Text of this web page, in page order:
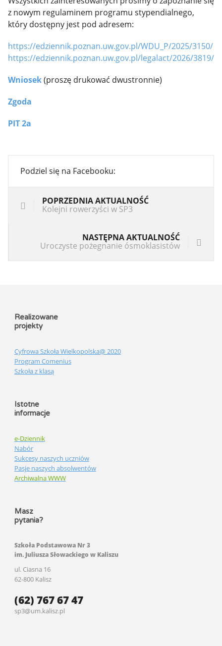
z nowym regulaminem programu stypendialnego,
który dostępny jest pod adresem:
https://edziennik.poznan.uw.gov.pl/WDU_P/2025/3150/
https://edziennik.poznan.uw.gov.pl/legalact/2026/3819/
Wniosek(proszę drukować dwustronnie)
Zgoda
PIT 2a
Podziel się na Facebooku:
POPRZEDNIA AKTUALNOŚĆ
Kolejni rowerzyści w SP3
NASTĘPNA AKTUALNOŚĆ
Uroczyste pożegnanie ósmoklasistów
Realizowane
projekty
Cyfrowa Szkoła Wielkopolska@ 2020
Program Comenius
Szkoła z klasą
Istotne
informacje
e-Dziennik
Nabór
Sukcesy naszych uczniów
Pasje naszych absolwentów
Archiwalna WWW
Masz
pytania?
Szkoła Podstawowa Nr 3
im. Juliusza Słowackiego w Kaliszu
ul. Ciasna 16
62-800 Kalisz
(62) 767 67 47
sp3@um.kalisz.pl